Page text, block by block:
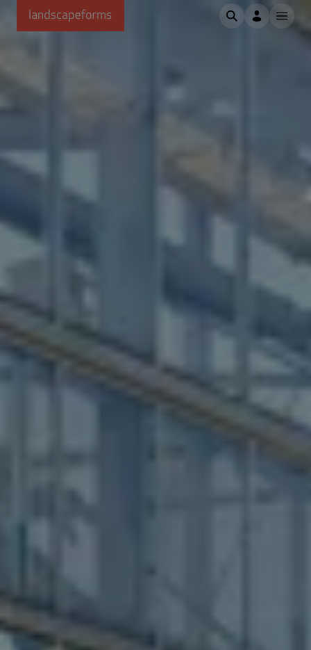
Passer au contenu principal